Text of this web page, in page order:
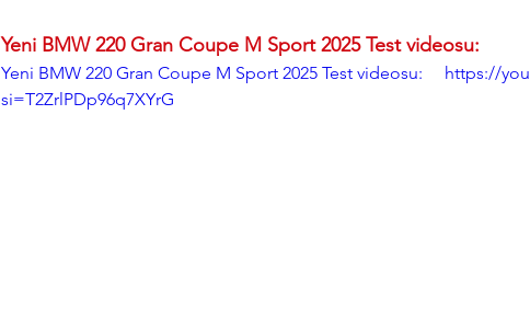
Yeni BMW 220 Gran Coupe M Sport 2025 Test videosu:
Yeni BMW 220 Gran Coupe M Sport 2025 Test videosu:     https://
si=T2ZrlPDp96q7XYrG